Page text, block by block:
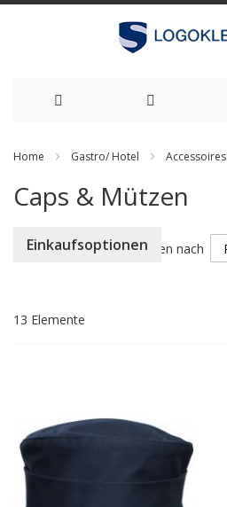
springen
Home Gastro/ Hotel Accessoires
Caps & Mützen
13 Elemente
Sortieren nach
Einkaufsoptionen